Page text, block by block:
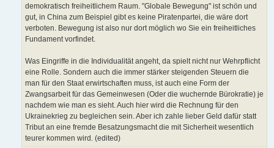
demokratisch freiheitlichem Raum. "Globale Bewegung" ist schön und
gut, in China zum Beispiel gibt es keine Piratenpartei, die wäre dort
verboten. Bewegung ist also nur dort möglich wo Sie ein freiheitliches
Fundament vorfindet.
Was Eingriffe in die Individualität angeht, da spielt nicht nur Wehrpflicht
eine Rolle. Sondern auch die immer stärker steigenden Steuern die
man für den Staat erwirtschaften muss, ist auch eine Form der
Zwangsarbeit für das Gemeinwesen (Oder die wuchernde Bürokratie) je
nachdem wie man es sieht. Auch hier wird die Rechnung für den
Ukrainekrieg zu begleichen sein. Aber ich zahle lieber Geld dafür statt
Tribut an eine fremde Besatzungsmacht die mit Sicherheit wesentlich
teurer kommen wird. (edited)